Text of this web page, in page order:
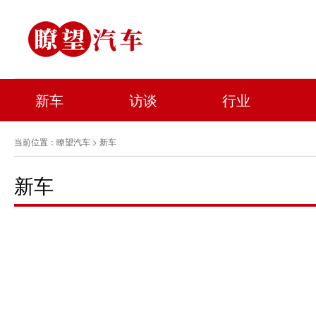
新车 访谈 行业
当前位置： 瞭望汽车 > 新车
新车